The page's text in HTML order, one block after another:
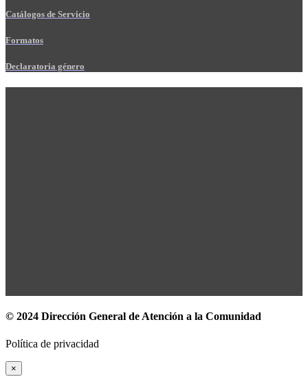
Catálogos de Servicio
Formatos
Declaratoria género
© 2024 Dirección General de Atención a la Comunidad
Política de privacidad
×